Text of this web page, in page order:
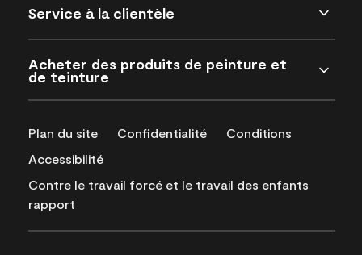
Service à la clientèle
Acheter des produits de peinture et
de teinture
Plan du site Confidentialité
Conditions
Accessibilité
Contre le travail forcé et le travail des enfants
rapport